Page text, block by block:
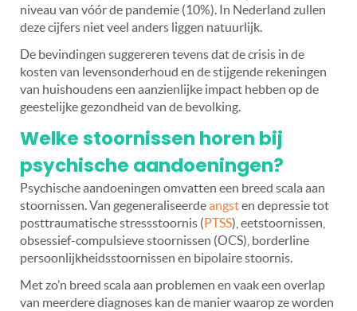
niveau van vóór de pandemie (10%). In Nederland zullen
deze cijfers niet veel anders liggen natuurlijk.
De bevindingen suggereren tevens dat de crisis in de
kosten van levensonderhoud en de stijgende rekeningen
van huishoudens een aanzienlijke impact hebben op de
geestelijke gezondheid van de bevolking.
Welke stoornissen horen bij
psychische aandoeningen?
Psychische aandoeningen omvatten een breed scala aan
stoornissen. Van gegeneraliseerdeangsten depressie tot
posttraumatische stressstoornis (PTSS), eetstoornissen,
obsessief-compulsieve stoornissen (OCS), borderline
persoonlijkheidsstoornissen en bipolaire stoornis.
Met zo’n breed scala aan problemen en vaak een overlap
van meerdere diagnoses kan de manier waarop ze worden